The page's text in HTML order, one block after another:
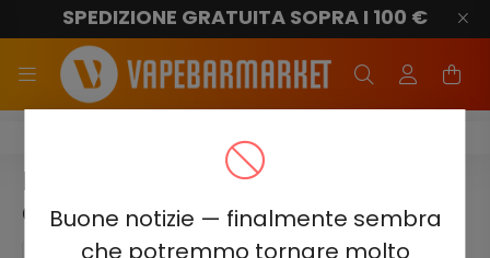
Buone notizie — finalmente sembra
che potremmo tornare molto
SPEDIZIONE GRATUITA SOPRA I 100 €
ELF BAR 1500
ELF BAR 1500 - STRAWBERRY ICE
CREAM 2%